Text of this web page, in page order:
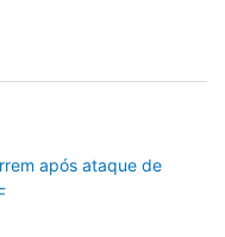
após ataque de